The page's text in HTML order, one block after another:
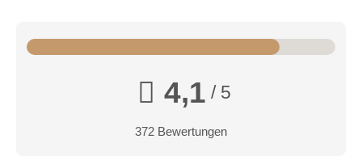
4,1 / 5
372 Bewertungen